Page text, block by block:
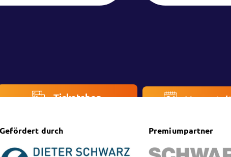
Ticketshop
Gefördert durch Premiumpartner